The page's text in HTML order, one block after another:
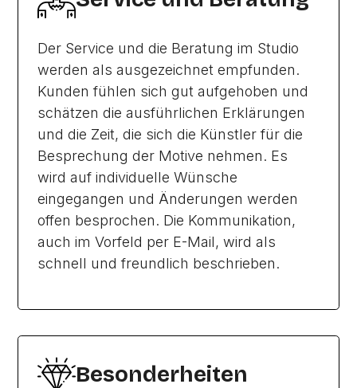
Der Service und die Beratung im Studio
werden als ausgezeichnet empfunden.
Kunden fühlen sich gut aufgehoben und
schätzen die ausführlichen Erklärungen
und die Zeit, die sich die Künstler für die
Besprechung der Motive nehmen. Es
wird auf individuelle Wünsche
eingegangen und Änderungen werden
offen besprochen. Die Kommunikation,
auch im Vorfeld per E-Mail, wird als
schnell und freundlich beschrieben.
Besonderheiten